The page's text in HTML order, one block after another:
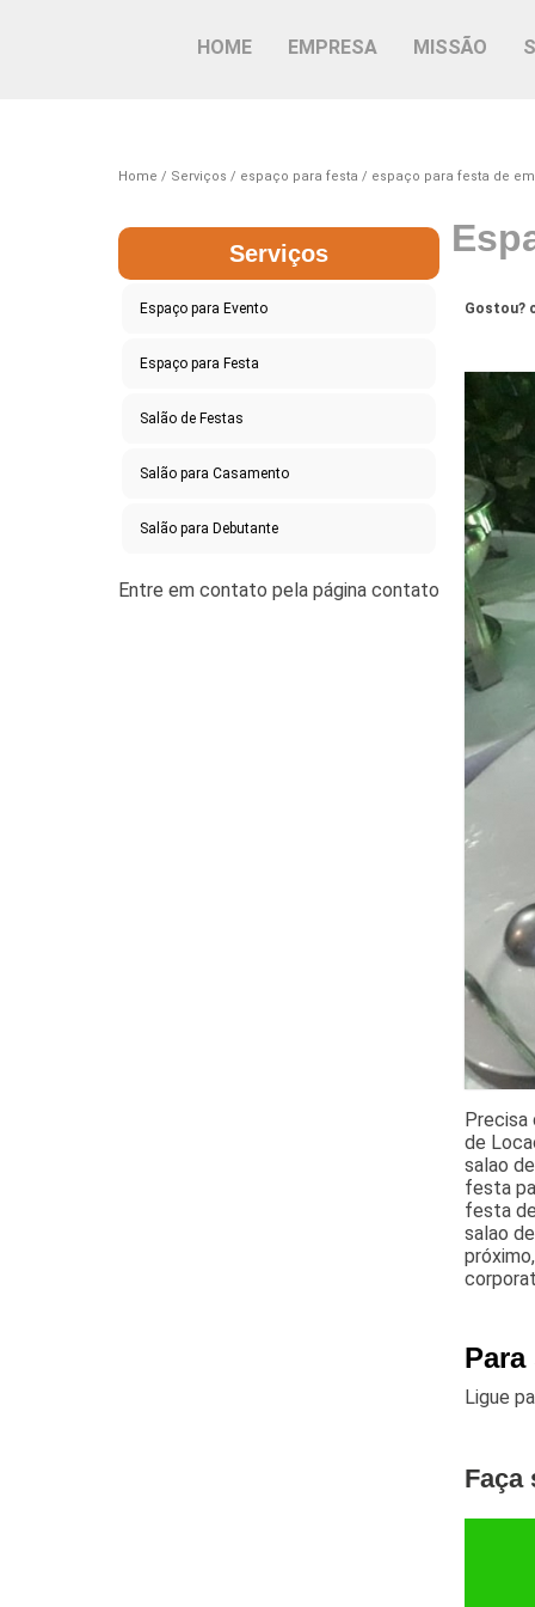
HOME EMPRESA MISSÃO
Home Serviços espaço para festa espaço para festa de
Serviços
Espaço para Evento
Espaço para Festa
Salão de Festas
Salão para Casamento
Salão para Debutante
Gostou?
de
salao
festa
festa
salao
Ligue
Faça